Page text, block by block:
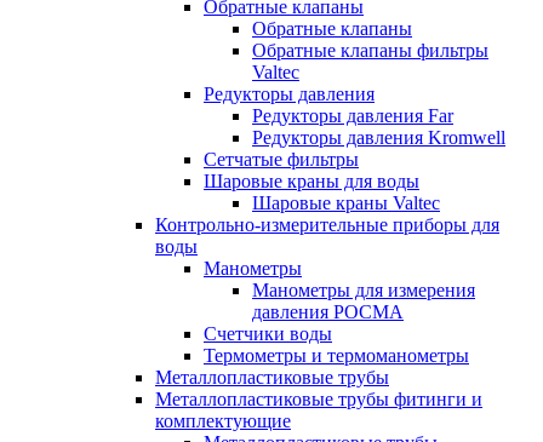
Обратные клапаны
Обратные клапаны
Обратные клапаны фильтры
Valtec
Редукторы давления
Редукторы давления Far
Редукторы давления Kromwell
Сетчатые фильтры
Шаровые краны для воды
Шаровые краны Valtec
Контрольно-измерительные приборы для
воды
Манометры
Манометры для измерения
давления РОСМА
Счетчики воды
Термометры и термоманометры
Металлопластиковые трубы
Металлопластиковые трубы фитинги и
комплектующие